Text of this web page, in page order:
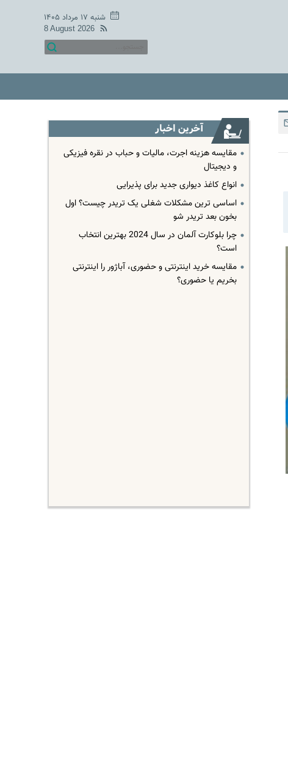
شنبه ۱۷ مرداد ۱۴۰۵
8 August 2026
آخرین اخبار
مقایسه هزینه اجرت، مالیات و حباب در نقره فیزیکی
و دیجیتال
انواع کاغذ دیواری جدید برای پذیرایی
اساسی ترین مشکلات شغلی یک تریدر چیست؟ اول
بخون بعد تریدر شو
چرا بلوکارت آلمان در سال 2024 بهترین انتخاب
است؟
مقایسه خرید اینترنتی و حضوری، آباژور را اینترنتی
بخریم یا حضوری؟